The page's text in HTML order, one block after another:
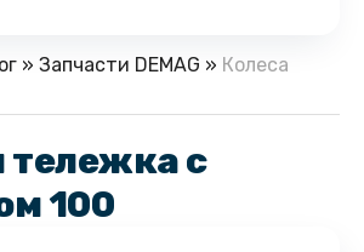
» Запчасти DEMAG » Колеса
тележка с
100